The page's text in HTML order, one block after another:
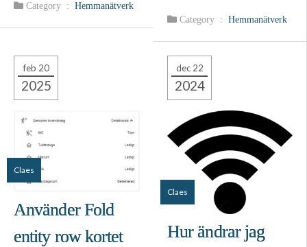
Category : Hemmanätverk
Category : Hemmanätverk
feb 20
2025
Claes
Använder Fold
entity row kortet
dec 22
2024
Claes
Hur ändrar jag